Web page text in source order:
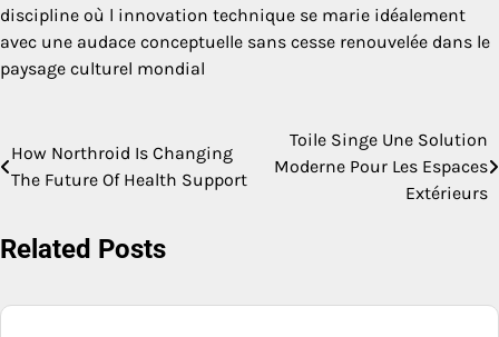
discipline où l innovation technique se marie idéalement
avec une audace conceptuelle sans cesse renouvelée dans le
paysage culturel mondial
Post
navigation
How Northroid Is Changing
The Future Of Health Support
Toile Singe Une Solution
Moderne Pour Les Espaces
Extérieurs
Related Posts